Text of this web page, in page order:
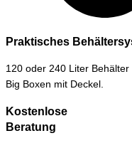
Praktisches
120 oder 240 Liter
Big Boxen mit Deckel.
Kostenlose
Beratung